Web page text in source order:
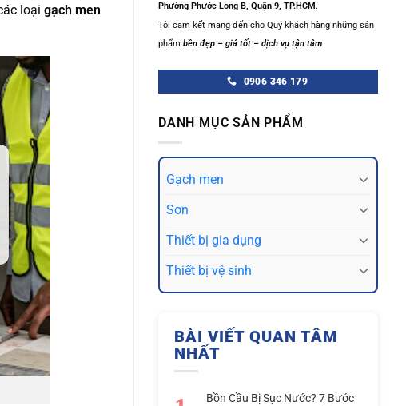
loại gạch men
Phường Phước Long B, Quận 9, TP.HCM.
Tôi cam kết mang đến cho Quý khách hàng những sản
phẩm bền đẹp – giá tốt – dịch vụ tận tâm
0906 346 179
DANH MỤC SẢN PHẨM
Gạch men
Sơn
Thiết bị gia dụng
Thiết bị vệ sinh
BÀI VIẾT QUAN TÂM
NHẤT
Bồn Cầu Bị Sục Nước? 7 Bước